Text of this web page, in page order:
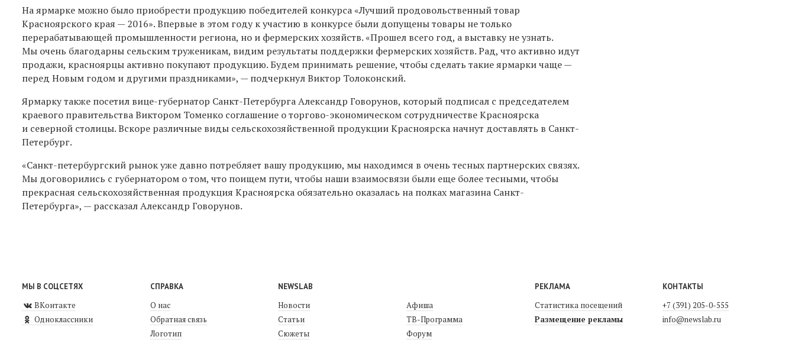
На ярмарке можно было приобрести продукцию победителей конкурса «Лучший продовольственный товар
Красноярского края — 2016». Впервые в этом году к участию в конкурсе были допущены товары не только
перерабатывающей промышленности региона, но и фермерских хозяйств.«Прошел всего год, а выставку не узнать.
Мы очень благодарны сельским труженикам, видим результаты поддержки фермерских хозяйств. Рад, что активно идут
продажи, красноярцы активно покупают продукцию. Будем принимать решение, чтобы сделать такие ярмарки чаще —
перед Новым годом и другими праздниками», — подчеркнул Виктор Толоконский.
Ярмарку также посетил вице-губернатор Санкт-Петербурга Александр Говорунов, который подписал с председателем
краевого правительства Виктором Томенко соглашение о торгово-экономическом сотрудничестве Красноярска
и северной столицы. Вскоре различные виды сельскохозяйственной продукции Красноярска начнут доставлять в Санкт-
Петербург.
«Санкт-петербургский рынок уже давно потребляет вашу продукцию, мы находимся в очень тесных партнерских связях.
Мы договорились с губернатором о том, что поищем пути, чтобы наши взаимосвязи были еще более тесными, чтобы
прекрасная сельскохозяйственная продукция Красноярска обязательно оказалась на полках магазина Санкт-
Петербурга», — рассказал Александр Говорунов.
МЫ В СОЦСЕТЯХ
ВКонтакте
Одноклассники
СПРАВКА
О нас
Обратная связь
Логотип
NEWSLAB
Новости
Статьи
Сюжеты
Афиша
ТВ-Программа
Форум
РЕКЛАМА
Статистика посещений
Размещение рекламы
КОНТАКТЫ
+7 (391) 205-0-555
info@newslab.ru